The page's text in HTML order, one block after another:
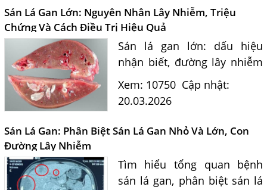
đũa chó mèo, cách điều trị
và...
Sán Lá Gan Lớn: Nguyên Nhân Lây Nhiễm, Triệu
Chứng Và Cách Điều Trị Hiệu Quả
Sán lá gan lớn: dấu hiệu
nhận biết, đường lây nhiễm
và cách điều trị an toàn từ
chuyên gia ký sinh trùng.
Xem: 10750 Cập nhật:
20.03.2026
Sán Lá Gan: Phân Biệt Sán Lá Gan Nhỏ Và Lớn, Con
Đường Lây Nhiễm
Tìm hiểu tổng quan bệnh
sán lá gan, phân biệt sán lá
Một Số Điều Cần Biết Về Ký Sinh Trùng Demodex Trên Da
Người
Nguyên Nhân Và Tác Hại Của Bệnh Giun Chỉ Bạch Huyết